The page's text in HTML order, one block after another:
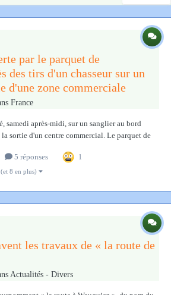
par le parquet de
des tirs d'un chasseur sur un
d'une zone commerciale
France
samedi après-midi, sur un sanglier au bord
la sortie d'un centre commercial. Le parquet de
en garde à vue. Article entier avec la vidéo :
5 réponses 1
(et 8 en plus)
les travaux de « la route de
Actualités - Divers